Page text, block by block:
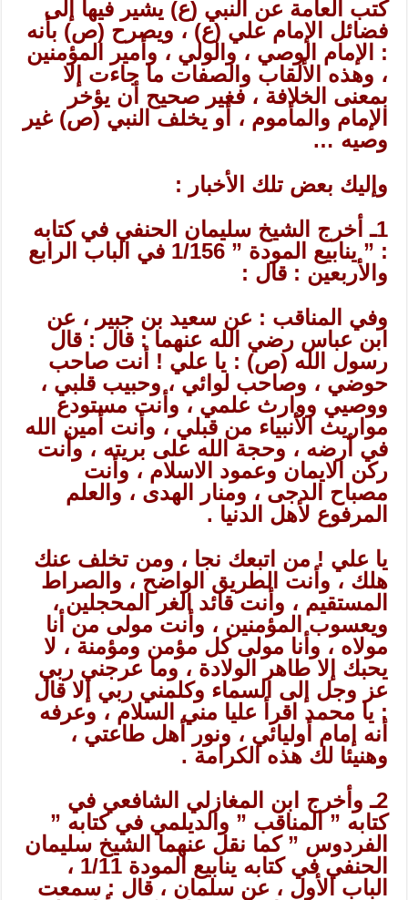
كتب العامة عن النبي (ع) يشير فيها إلى
فضائل الإمام علي (ع) ، ويصرح (ص) بأنه
: الإمام الوصي ، والولي ، وأمير المؤمنين
، وهذه الألقاب والصفات ما جاءت إلا
بمعنى الخلافة ، فغير صحيح أن يؤخر
الإمام والمأموم ، أو يخلف النبي (ص) غير
وصيه …
وإليك بعض تلك الأخبار :
1ـ أخرج الشيخ سليمان الحنفي في كتابه
: ” ينابيع المودة ” 1/156 في الباب الرابع
والأربعين : قال :
وفي المناقب : عن سعيد بن جبير ، عن
ابن عباس رضي الله عنهما : قال : قال
رسول الله (ص) : يا علي ! أنت صاحب
حوضي ، وصاحب لوائي ، وحبيب قلبي ،
ووصيي ووارث علمي ، وأنت مستودع
مواريث الأنبياء من قبلي ، وأنت أمين الله
في أرضه ، وحجة الله على بريته ، وأنت
ركن الايمان وعمود الاسلام ، وأنت
مصباح الدجى ، ومنار الهدى ، والعلم
المرفوع لأهل الدنيا .
يا علي ! من اتبعك نجا ، ومن تخلف عنك
هلك ، وأنت الطريق الواضح ، والصراط
المستقيم ، وأنت قائد الغر المحجلين ،
ويعسوب المؤمنين ، وأنت مولى من أنا
مولاه ، وأنا مولى كل مؤمن ومؤمنة ، لا
يحبك إلا طاهر الولادة ، وما عرجني ربي
عز وجل إلى السماء وكلمني ربي إلا قال
: يا محمد اقرأ عليا مني السلام ، وعرفه
أنه إمام أوليائي ، ونور أهل طاعتي ،
وهنيئا لك هذه الكرامة .
2ـ وأخرج ابن المغازلي الشافعي في
كتابه ” المناقب ” والديلمي في كتابه ”
الفردوس ” كما نقل عنهما الشيخ سليمان
الحنفي في كتابه ينابيع المودة 1/11 ،
الباب الأول ، عن سلمان ، قال : سمعت